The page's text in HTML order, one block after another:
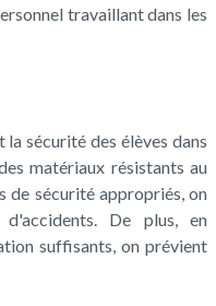
travaillant dans les
sécurité des élèves dans
matériaux résistants au
de sécurité appropriés, on
De plus, en
suffisants, on prévient